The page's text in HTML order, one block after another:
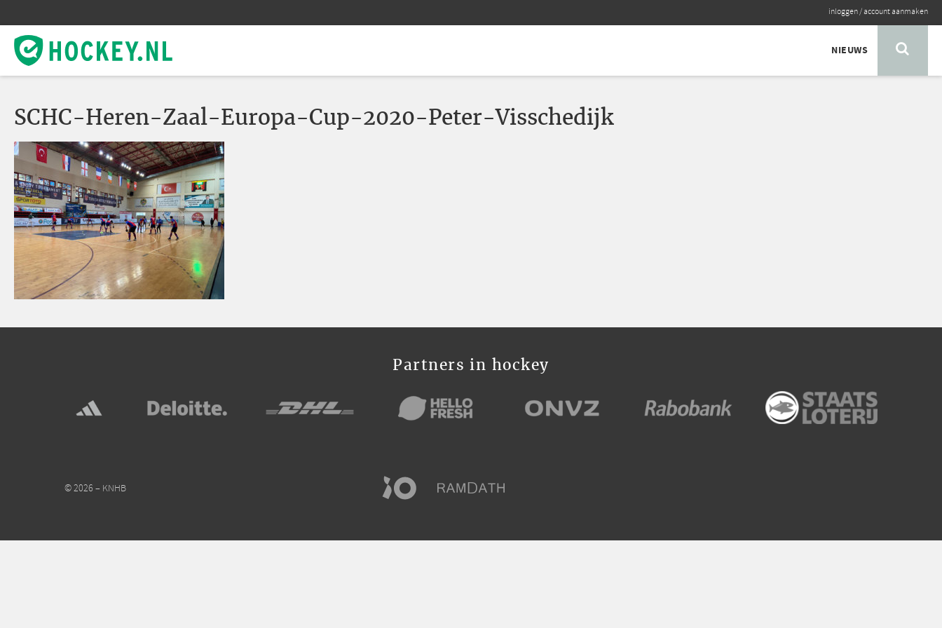
inloggen/account aanmaken
NIEUWS
SCHC-Heren-Zaal-Europa-Cup-2020-Peter-Visschedijk
Partners in hockey
© 2026 – KNHB